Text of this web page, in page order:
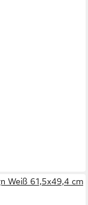
Weiß 61,5x49,4 cm